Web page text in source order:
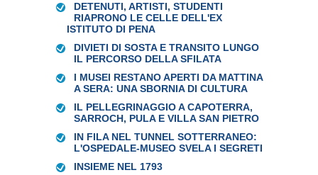
DETENUTI, ARTISTI, STUDENTI
RIAPRONO LE CELLE DELL'EX
ISTITUTO DI PENA
DIVIETI DI SOSTA E TRANSITO LUNGO
IL PERCORSO DELLA SFILATA
I MUSEI RESTANO APERTI DA MATTINA
A SERA: UNA SBORNIA DI CULTURA
IL PELLEGRINAGGIO A CAPOTERRA,
SARROCH, PULA E VILLA SAN PIETRO
IN FILA NEL TUNNEL SOTTERRANEO:
L'OSPEDALE-MUSEO SVELA I SEGRETI
INSIEME NEL 1793